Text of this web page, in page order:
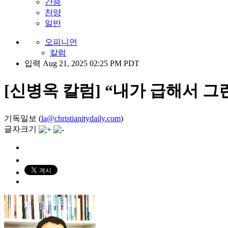
간증
찬양
일반
오피니언
칼럼
입력 Aug 21, 2025 02:25 PM PDT
[신병옥 칼럼] “내가 급해서 그
기독일보 (la@christianitydaily.com)
글자크기